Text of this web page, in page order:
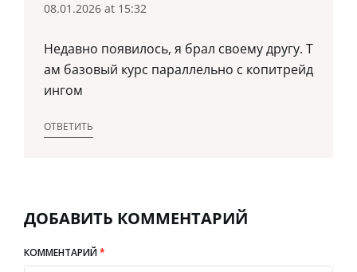
08.01.2026 at 15:32
Недавно появилось, я брал своему другу. Т
ам базовый курс параллельно с копитрейд
ингом
ОТВЕТИТЬ
ДОБАВИТЬ КОММЕНТАРИЙ
КОММЕНТАРИЙ*